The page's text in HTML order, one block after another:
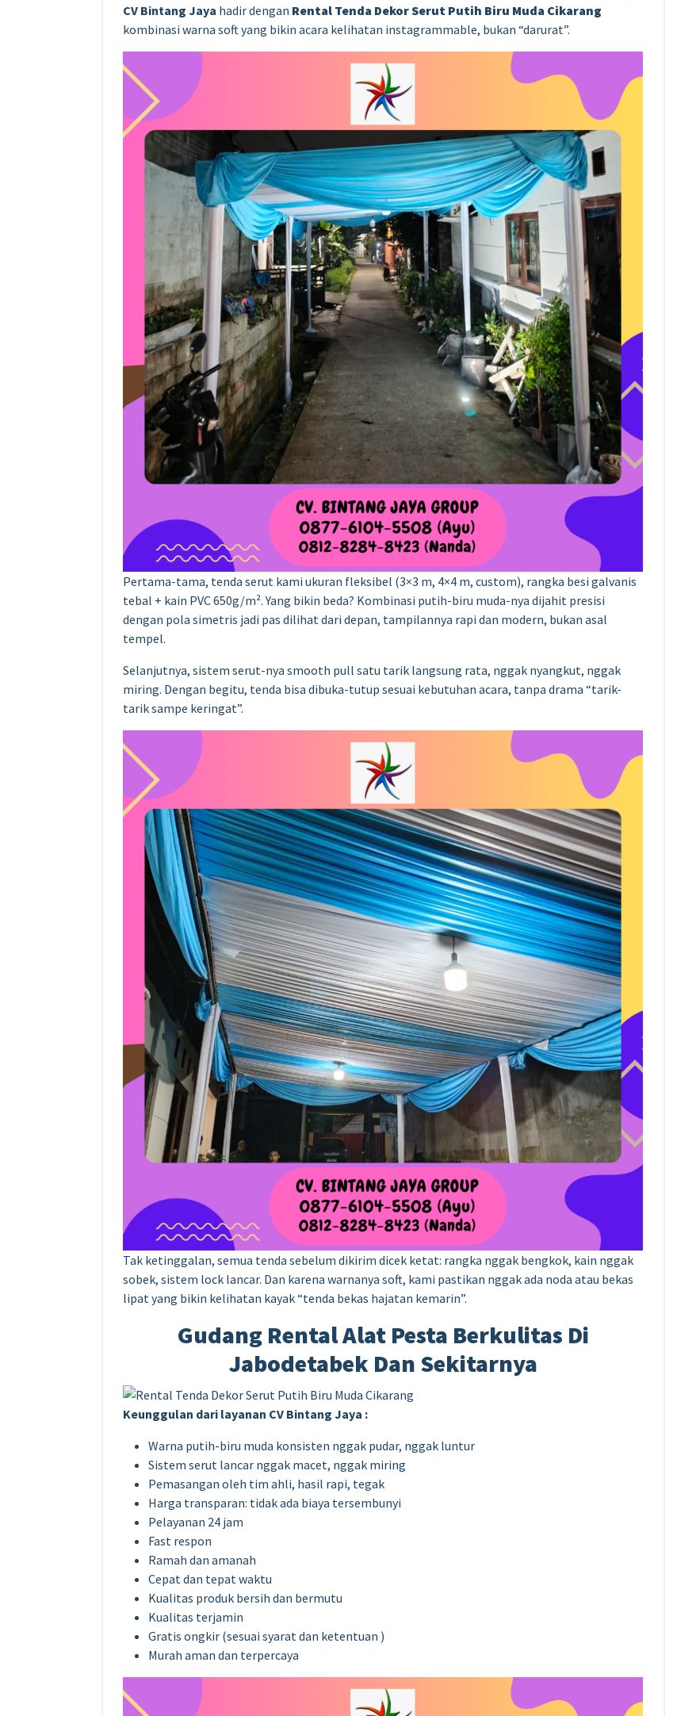
CV Bintang Jaya hadir dengan Rental Tenda Dekor Serut Putih Biru Muda Cikarang
kombinasi warna soft yang bikin acara kelihatan instagrammable, bukan “darurat”.
Pertama-tama, tenda serut kami ukuran fleksibel (3×3 m, 4×4 m, custom), rangka besi galvanis
tebal + kain PVC 650g/m². Yang bikin beda? Kombinasi putih-biru muda-nya dijahit presisi
dengan pola simetris jadi pas dilihat dari depan, tampilannya rapi dan modern, bukan asal
tempel.
Selanjutnya, sistem serut-nya smooth pull satu tarik langsung rata, nggak nyangkut, nggak
miring. Dengan begitu, tenda bisa dibuka-tutup sesuai kebutuhan acara, tanpa drama “tarik-
tarik sampe keringat”.
Tak ketinggalan, semua tenda sebelum dikirim dicek ketat: rangka nggak bengkok, kain nggak
sobek, sistem lock lancar. Dan karena warnanya soft, kami pastikan nggak ada noda atau bekas
lipat yang bikin kelihatan kayak “tenda bekas hajatan kemarin”.
Gudang Rental Alat Pesta Berkulitas Di
Jabodetabek Dan Sekitarnya
Keunggulan dari layanan CV Bintang Jaya :
Warna putih-biru muda konsisten nggak pudar, nggak luntur
Sistem serut lancar nggak macet, nggak miring
Pemasangan oleh tim ahli, hasil rapi, tegak
Harga transparan: tidak ada biaya tersembunyi
Pelayanan 24 jam
Fast respon
Ramah dan amanah
Cepat dan tepat waktu
Kualitas produk bersih dan bermutu
Kualitas terjamin
Gratis ongkir (sesuai syarat dan ketentuan )
Murah aman dan terpercaya